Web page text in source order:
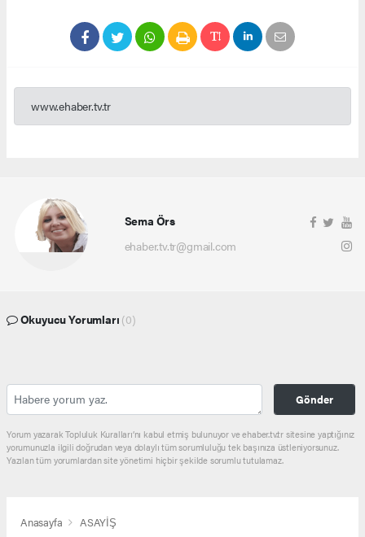
www.ehaber.tv.tr
Sema Örs
ehaber.tv.tr@gmail.com
Okuyucu Yorumları (0)
Gönder
Yorum yazarak Topluluk Kuralları’nı kabul etmiş bulunuyor ve ehaber.tv.tr sitesine yaptığınız
yorumunuzla ilgili doğrudan veya dolaylı tüm sorumluluğu tek başınıza üstleniyorsunuz.
Yazılan tüm yorumlardan site yönetimi hiçbir şekilde sorumlu tutulamaz.
Anasayfa ASAYİŞ